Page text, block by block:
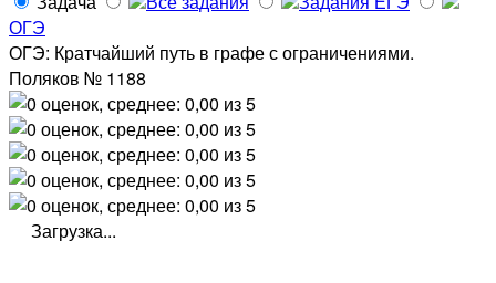
ОГЭ
ОГЭ: Кратчайший путь в графе с ограничениями.
Поляков № 1188
Загрузка...